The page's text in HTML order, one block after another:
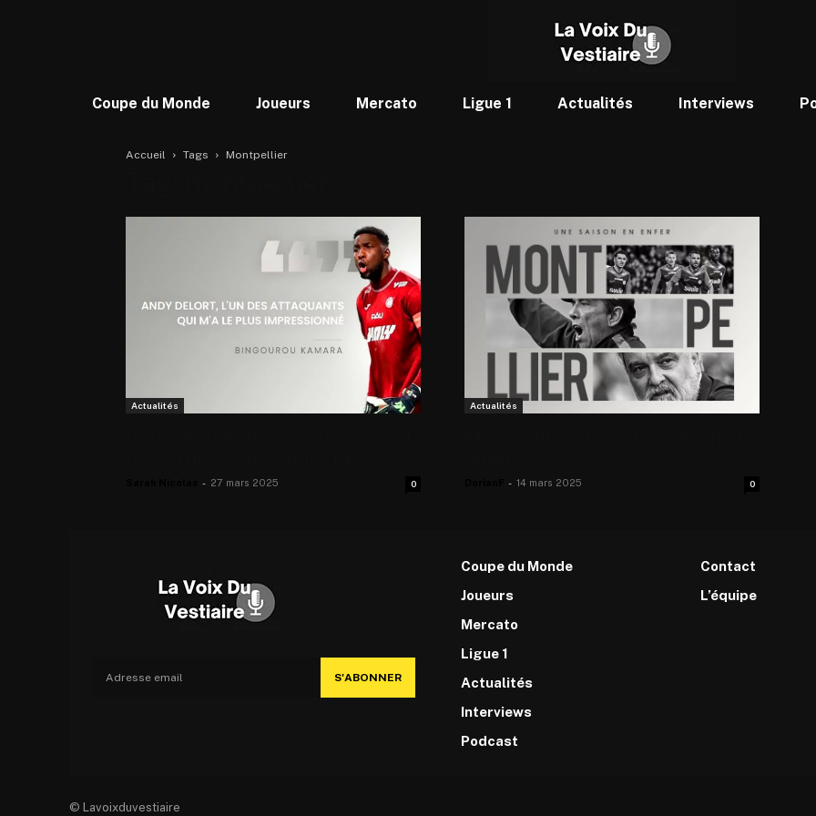
Coupe du Monde Joueurs Mercato Ligue 1 Actualités Interviews
Accueil Tags Montpellier
Actualités
- 27 mars 2025 0
Actualités
- 14 mars 2025 0
S'ABONNER
Coupe du Monde
Joueurs
Mercato
Ligue 1
Actualités
Interviews
Podcast
Contact
L’équipe
© Lavoixduvestiaire